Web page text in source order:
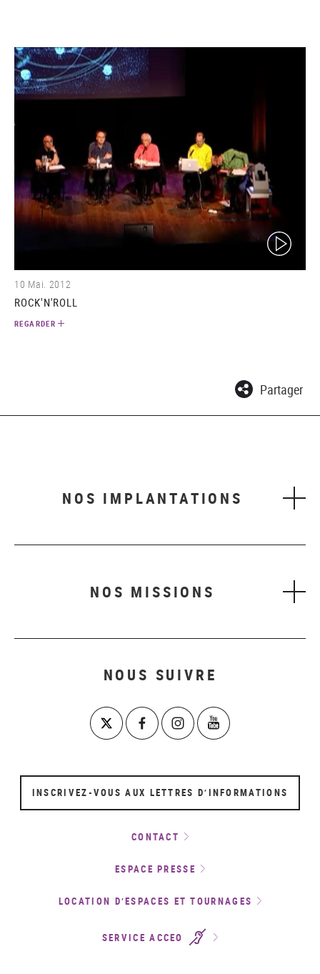
(video)
10 Mai. 2012
ROCK'N'ROLL
REGARDER
Partager
NOS IMPLANTATIONS
NOS MISSIONS
NOUS SUIVRE
INSCRIVEZ-VOUS AUX LETTRES D’INFORMATIONS
CONTACT
ESPACE PRESSE
LOCATION D’ESPACES ET TOURNAGES
SERVICE ACCEO